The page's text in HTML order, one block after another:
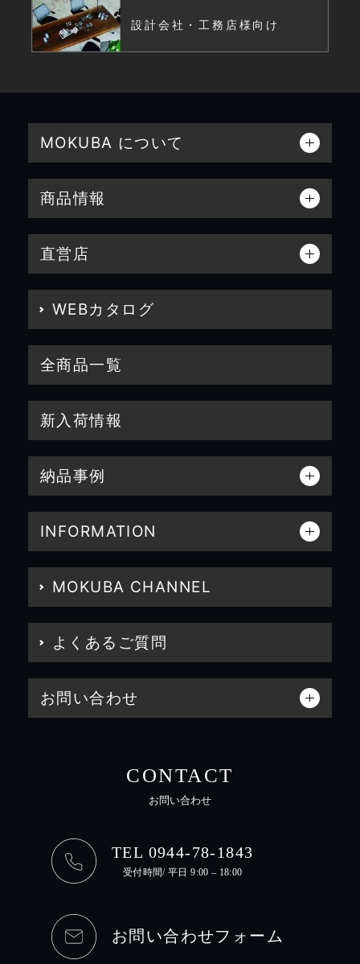
設計会社・工務店様向け
MOKUBA について
商品情報
直営店
WEBカタログ
全商品一覧
新入荷情報
納品事例
INFORMATION
MOKUBA CHANNEL
よくあるご質問
お問い合わせ
CONTACT
お問い合わせ
TEL 0944-78-1843
受付時間/ 平日 9:00 – 18:00
お問い合わせフォーム